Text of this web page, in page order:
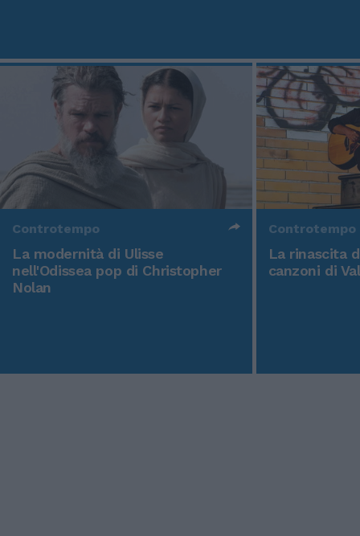
Controtempo
La modernità di Ulisse
nell'Odissea pop di Christopher
Nolan
Controtempo
La rinascita
canzoni di